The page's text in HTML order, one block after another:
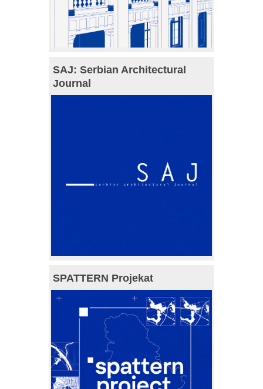
SAJ: Serbian Architectural
Journal
SPATTERN Projekat